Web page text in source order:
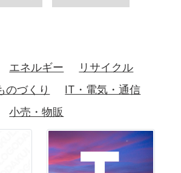
エネルギー
リサイクル
のづくり
IT・電気・通信
小売・物販